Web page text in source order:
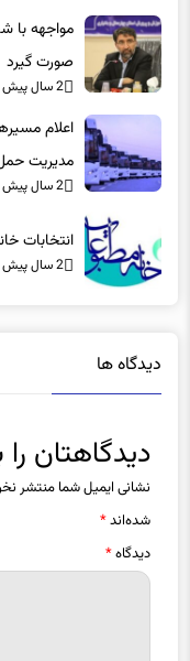
مواجهه با
صورت گیرد
2 سال پیش
اعلام
مدیریت
راهپیمایی
2 سال پیش
انتخابات
2 سال پیش
دیدگاه ها
دیدگاهتان
نشانی ایمیل شما منتشر
شده‌اند*
دیدگاه*